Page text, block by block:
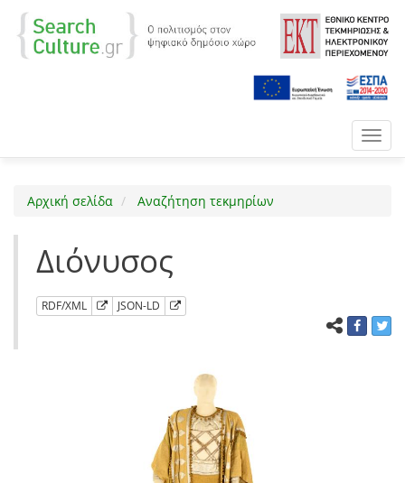
Αρχική σελίδα Αναζήτηση τεκμηρίων
Διόνυσος
RDF/XML JSON-LD